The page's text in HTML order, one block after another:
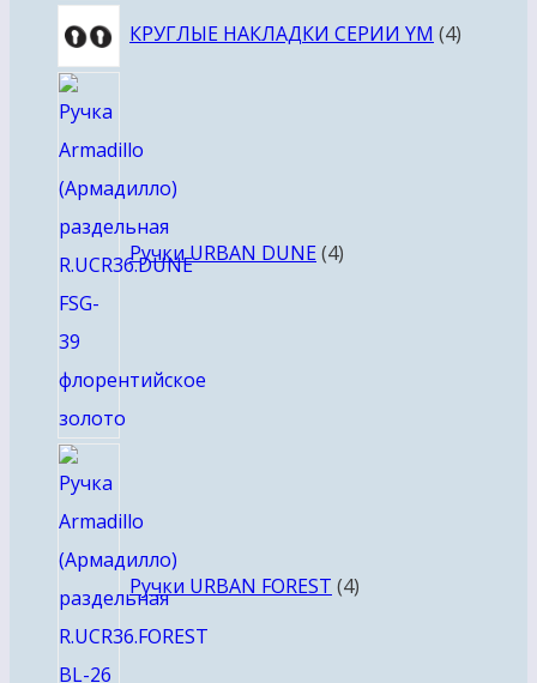
КРУГЛЫЕ НАКЛАДКИ СЕРИИ YM 44
Ручки URBAN DUNE 4
Ручки URBAN FOREST 4